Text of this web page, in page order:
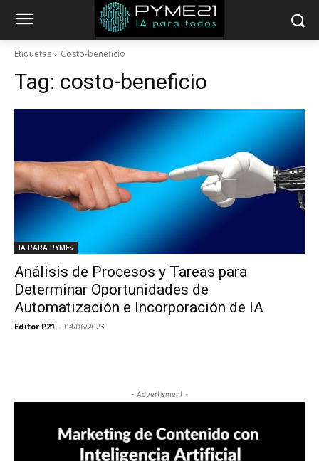
Etiquetas Costo-beneficio
Tag: costo-beneficio
IA PARA PYMES
Análisis de Procesos y Tareas para
Determinar Oportunidades de
Automatización e Incorporación de IA
Editor P21 - 04/06/2023
- Advertisment -